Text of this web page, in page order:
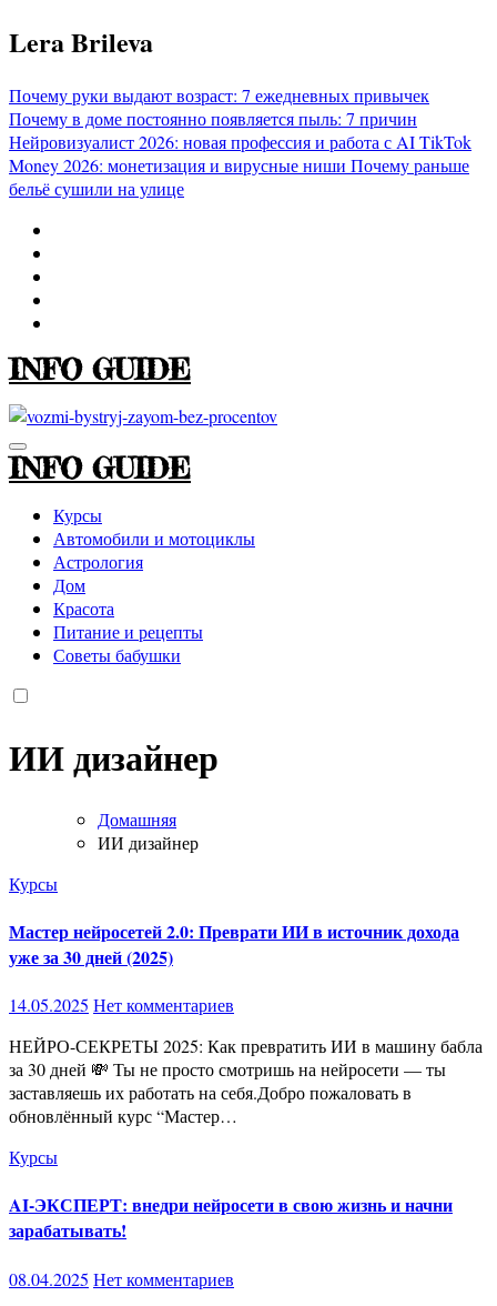
Перейти
к
Lera Brileva
Почему руки выдают возраст: 7 ежедневных привычек
Почему в доме постоянно появляется пыль: 7 причин
Нейровизуалист 2026: новая профессия и работа с AITikTok
Money 2026: монетизация и вирусные ниши Почему раньше
бельё сушили на улице
INFO GUIDE
INFO GUIDE
Курсы
Автомобили и мотоциклы
Астрология
Дом
Красота
Питание и рецепты
Советы бабушки
ИИ дизайнер
Домашняя
ИИ дизайнер
Курсы
Мастер нейросетей 2.0: Преврати ИИ в источник дохода
уже за 30 дней (2025)
14.05.2025 Нет комментариев
НЕЙРО-СЕКРЕТЫ 2025: Как превратить ИИ в машину бабла
за 30 дней 💸 Ты не просто смотришь на нейросети — ты
заставляешь их работать на себя.Добро пожаловать в
обновлённый курс “Мастер…
Курсы
AI-ЭКСПЕРТ: внедри нейросети в свою жизнь и начни
зарабатывать!
08.04.2025 Нет комментариев